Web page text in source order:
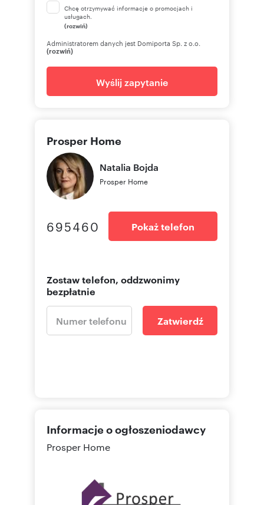
Chcę otrzymywać informacje o promocjach i
usługach.
(rozwiń)
Administratorem danych jest Domiporta Sp. z o.o.
(rozwiń)
Wyślij zapytanie
Prosper Home
Natalia Bojda
Prosper Home
695460 Pokaż telefon
Zostaw telefon, oddzwonimy
bezpłatnie
Zatwierdź
Informacje o ogłoszeniodawcy
Prosper Home